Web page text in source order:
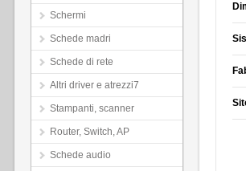
Schermi
Schede madri
Schede di rete
Altri driver e atrezzi7
Stampanti, scanner
Router, Switch, AP
Schede audio